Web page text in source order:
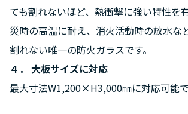
ても割れないほど、熱衝撃に強い特性を
災時の高温に耐え、消火活動時の放水な
割れない唯一の防火ガラスです。
４． 大板サイズに対応
最大寸法W1,200×H3,000㎜に対応可能で